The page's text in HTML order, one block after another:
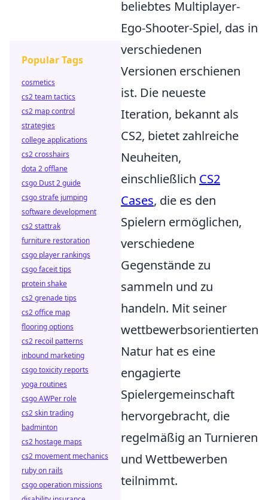
beliebtes Multiplayer-
Ego-Shooter-Spiel, das in
verschiedenen
Versionen erschienen
ist. Die neueste
Iteration, bekannt als
CS2, bietet zahlreiche
Neuheiten,
einschließlich CS2
Cases, die es den
Spielern ermöglichen,
verschiedene
Gegenstände zu
sammeln und zu
handeln. Mit seiner
wettbewerbsorientierten
Natur hat es eine
engagierte
Spielergemeinschaft
hervorgebracht, die
regelmäßig an Turnieren
und Wettbewerben
teilnimmt.
Popular Tags
cosmetics
cs2 team tactics
cs2 map control
strategies
college applications
cs2 crosshairs
dota 2 offlane
csgo Dust 2 guide
csgo strafe jumping
software development
cs2 stattrak
furniture restoration
csgo player rankings
csgo faceit tips
protein shake
cs2 grenade tips
cs2 office map
flooring options
cs2 recoil patterns
inbound marketing
csgo toxicity reports
yoga routines
csgo AWPer role
cs2 skin trading
badminton
cs2 hostage maps
cs2 movement mechanics
ruby on rails
csgo operation missions